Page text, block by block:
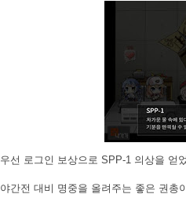
우선 로그인 보상으로 SPP-1 의상을 얻
야간전 대비 명중을 올려주는 좋은 권총